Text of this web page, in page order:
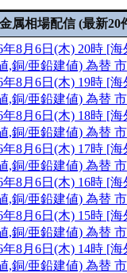
金属相場配信 (最新20
年8月6日(木) 20時 [
,銅/亜鉛建値) 為替
年8月6日(木) 19時 [
,銅/亜鉛建値) 為替
年8月6日(木) 18時 [
,銅/亜鉛建値) 為替
年8月6日(木) 17時 [
,銅/亜鉛建値) 為替
年8月6日(木) 16時 [
,銅/亜鉛建値) 為替
年8月6日(木) 15時 [
,銅/亜鉛建値) 為替
年8月6日(木) 14時 [
,銅/亜鉛建値) 為替